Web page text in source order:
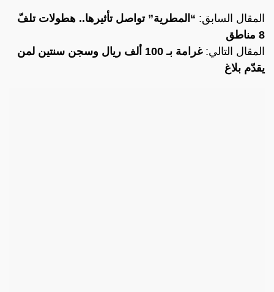
المقال السابق: “المطرية” تواصل تأثيرها.. هطولات تلفّ
8 مناطق
المقال التالي:
غرامة بـ 100 ألف ريال وسجن سنتين لمن
يقدّم بلاغ